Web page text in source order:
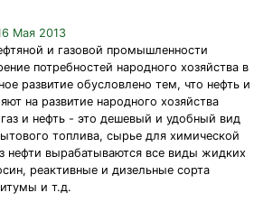
Мая 2013
и газовой промышленности
потребностей народного хозяйства в
развитие обусловлено тем, что нефть и
на развитие народного хозяйства
и нефть - это дешевый и удобный вид
топлива, сырье для химической
нефти вырабатываются все виды жидких
реактивные и дизельные сорта
и т.д.